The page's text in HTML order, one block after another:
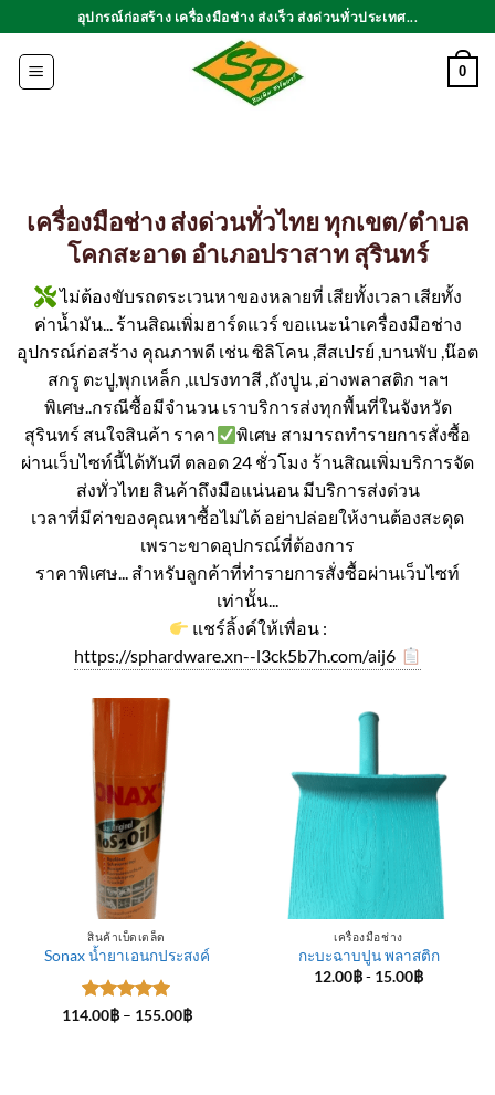
ไป
เนื้อหา
อุปกรณ์ก่อสร้าง เครื่องมือช่าง ส่งเร็ว ส่งด่วนทั่วประเทศ...
0
เครื่องมือช่าง ส่งด่วนทั่วไทย ทุกเขต/ตำบล
โคกสะอาด อำเภอปราสาท สุรินทร์
ไม่ต้องขับรถตระเวนหาของหลายที่ เสียทั้งเวลา เสียทั้ง
ค่าน้ำมัน... ร้านสิณเพิ่มฮาร์ดแวร์ ขอแนะนำเครื่องมือช่าง
อุปกรณ์ก่อสร้าง คุณภาพดี เช่น ซิลิโคน ,สีสเปรย์ ,บานพับ ,น๊อต
สกรู ตะปู,พุกเหล็ก ,แปรงทาสี ,ถังปูน ,อ่างพลาสติก ฯลฯ
พิเศษ..กรณีซื้อมีจำนวน เราบริการส่งทุกพื้นที่ในจังหวัด
สุรินทร์ สนใจสินค้า ราคา
พิเศษ สามารถทำรายการสั่งซื้อ
ผ่านเว็บไซท์นี้ได้ทันที ตลอด 24 ชั่วโมง ร้านสิณเพิ่มบริการจัด
ส่งทั่วไทย สินค้าถึงมือแน่นอน มีบริการส่งด่วน
เวลาที่มีค่าของคุณหาซื้อไม่ได้ อย่าปล่อยให้งานต้องสะดุด
เพราะขาดอุปกรณ์ที่ต้องการ
ราคาพิเศษ... สำหรับลูกค้าที่ทำรายการสั่งซื้อผ่านเว็บไซท์
เท่านั้น...
แชร์ลิ้งค์ให้เพื่อน :
https://sphardware.xn--l3ck5b7h.com/aij6
สินค้าเบ็ดเตล็ด
Sonax น้ำยาเอนกประสงค์
ให้คะแนน
114.00฿ – 155.00฿Price
เครื่องมือช่าง
กะบะฉาบปูน พลาสติก
12.00฿- 15.00฿